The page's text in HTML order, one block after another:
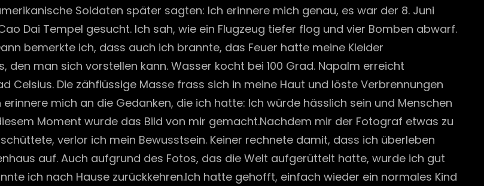
Soldaten später sagten: Ich erinnere mich genau, es war der 8. Juni
Dai Tempel gesucht. Ich sah, wie ein Flugzeug tiefer flog und vier Bomben abwarf.
bemerkte ich, dass auch ich brannte, das Feuer hatte meine Kleider
man sich vorstellen kann. Wasser kocht bei 100 Grad. Napalm erreicht
Celsius. Die zähflüssige Masse frass sich in meine Haut und löste Verbrennungen
mich an die Gedanken, die ich hatte: Ich würde hässlich sein und Menschen
Moment wurde das Bild von mir gemacht.Nachdem mir der Fotograf etwas zu
verlor ich mein Bewusstsein. Keiner rechnete damit, dass ich überleben
auf. Auch aufgrund des Fotos, das die Welt aufgerüttelt hatte, wurde ich gut
ich nach Hause zurückkehren.Ich hatte gehofft, einfach wieder ein normales Kind